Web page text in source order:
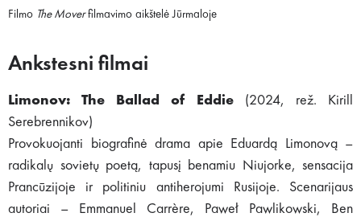
Filmo The Moverfilmavimo aikštelė Jūrmaloje
Ankstesni filmai
Limonov: The Ballad of Eddie(2024, rež. Kirill
Serebrennikov)
Provokuojanti biografinė drama apie Eduardą Limonovą –
radikalų sovietų poetą, tapusį benamiu Niujorke, sensacija
Prancūzijoje ir politiniu antiherojumi Rusijoje. Scenarijaus
autoriai – Emmanuel Carrère, Paweł Pawlikowski, Ben